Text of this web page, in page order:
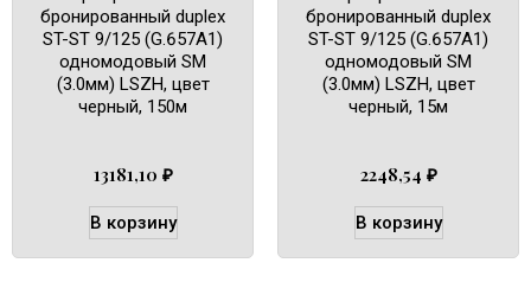
бронированный duplex
ST-ST 9/125 (G.657A1)
одномодовый SM
(3.0мм) LSZH, цвет
черный, 150м
13181,10 ₽
В корзину
бронированный duplex
ST-ST 9/125 (G.657A1)
одномодовый SM
(3.0мм) LSZH, цвет
черный, 15м
2248,54 ₽
В корзину